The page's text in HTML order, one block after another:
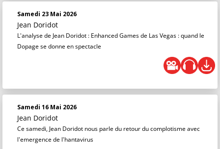
Samedi 23 Mai 2026
Jean Doridot
L'analyse de Jean Doridot : Enhanced Games de Las Vegas : quand le
Dopage se donne en spectacle
Samedi 16 Mai 2026
Jean Doridot
Ce samedi, Jean Doridot nous parle du retour du complotisme avec
l'emergence de l'hantavirus